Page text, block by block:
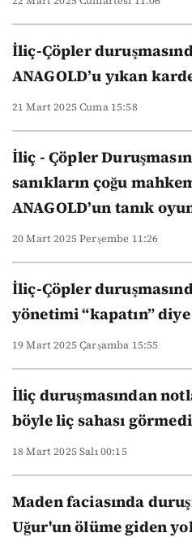
İliç-Çöpler
ANAGOLD’u yıkan
21 Mart 2025 Cuma 15:58
İliç - Çöpler
sanıkların çoğu
ANAGOLD’un tanık
20 Mart 2025 Perşembe 11:26
İliç-Çöpler
yönetimi “kapatın”
19 Mart 2025 Çarşamba 15:55
İliç duruşmasından
böyle liç sahası
18 Mart 2025 Salı 00:15
Maden faciasında
Uğur'un ölüme giden